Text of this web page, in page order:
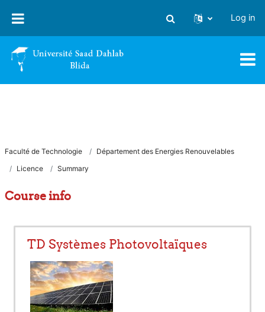
Toggle search input
Log in
Faculté de Technologie
Département des Energies Renouvelables
Licence
Summary
Course info
TD Systèmes Photovoltaïques